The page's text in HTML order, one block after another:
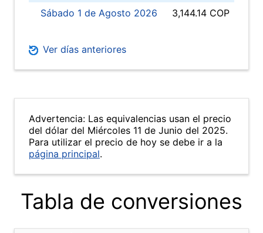
Sábado 1 de Agosto 2026 3,144.14 COP
Ver días anteriores
Advertencia: Las equivalencias usan el precio
del dólar del Miércoles 11 de Junio del 2025.
Para utilizar el precio de hoy se debe ir a la
página principal.
Tabla de conversiones